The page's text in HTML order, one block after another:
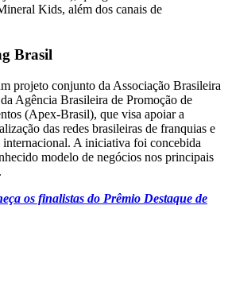
Kids, além dos canais de
Brasil
projeto conjunto da Associação Brasileira
Agência Brasileira de Promoção de
(Apex-Brasil), que visa apoiar a
das redes brasileiras de franquias e
internacional. A iniciativa foi concebida
modelo de negócios nos principais
os finalistas do Prêmio Destaque de